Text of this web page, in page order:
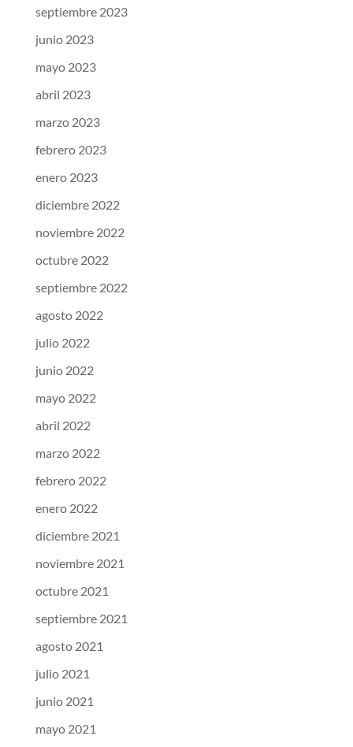
septiembre 2023
junio 2023
mayo 2023
abril 2023
marzo 2023
febrero 2023
enero 2023
diciembre 2022
noviembre 2022
octubre 2022
septiembre 2022
agosto 2022
julio 2022
junio 2022
mayo 2022
abril 2022
marzo 2022
febrero 2022
enero 2022
diciembre 2021
noviembre 2021
octubre 2021
septiembre 2021
agosto 2021
julio 2021
junio 2021
mayo 2021